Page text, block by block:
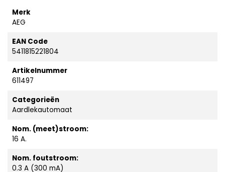
Merk
AEG
EAN Code
5411815221804
Artikelnummer
611497
Categorieën
Aardlekautomaat
Nom. (meet)stroom:
16 A.
Nom. foutstroom:
0.3 A (300 mA)